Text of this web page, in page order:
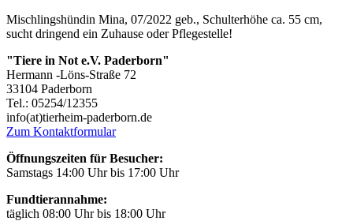
Mischlingshündin Mina, 07/2022 geb., Schulterhöhe ca. 55 cm,
sucht dringend ein Zuhause oder Pflegestelle!
"Tiere in Not e.V. Paderborn"
Hermann -Löns-Straße 72
33104 Paderborn
Tel.: 05254/12355
info(at)tierheim-paderborn.de
Zum Kontaktformular
Öffnungszeiten für Besucher:
Samstags 14:00 Uhr bis 17:00 Uhr
Fundtierannahme:
täglich 08:00 Uhr bis 18:00 Uhr